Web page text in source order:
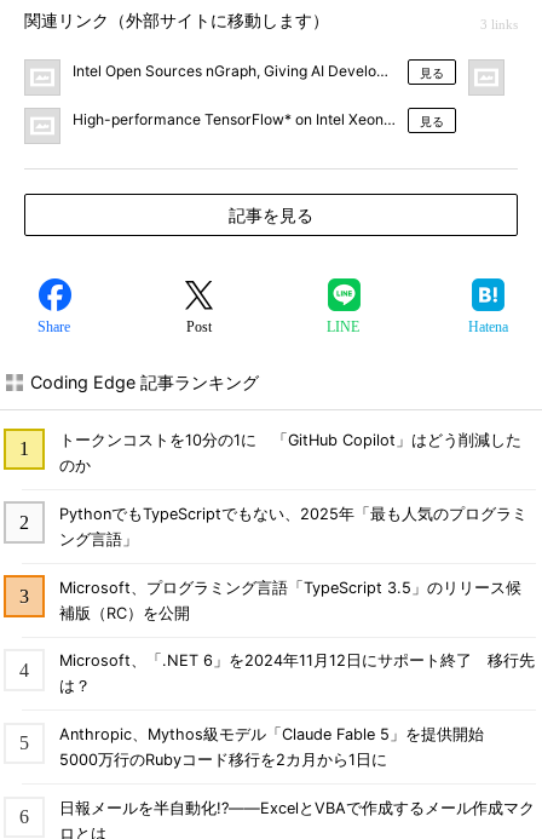
関連リンク（外部サイトに移動します） 3 links
Intel Open Sources nGraph, Giving AI Developers Freedom of
見る
High-performance TensorFlow* on Intel Xeon Using nGraph - Intel AI
見る
記事を見る
Share Post LINE Hatena
Coding Edge 記事ランキング
トークンコストを10分の1に 「GitHub Copilot」はどう削減した
のか
PythonでもTypeScriptでもない、2025年「最も人気のプログラミ
ング言語」
Microsoft、プログラミング言語「TypeScript 3.5」のリリース候
補版（RC）を公開
Microsoft、「.NET 6」を2024年11月12日にサポート終了 移行先
は？
Anthropic、Mythos級モデル「Claude Fable 5」を提供開始
5000万行のRubyコード移行を2カ月から1日に
日報メールを半自動化!?――ExcelとVBAで作成するメール作成マク
ロとは